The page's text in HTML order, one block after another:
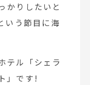
かりしたいと
いう節目に海
テル「シェラ
」です!